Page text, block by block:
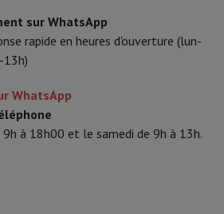
sur WhatsApp
rapide en heures d'ouverture (lun-
13h)
WhatsApp
9h à 18h00 et le samedi de 9h à 13h.